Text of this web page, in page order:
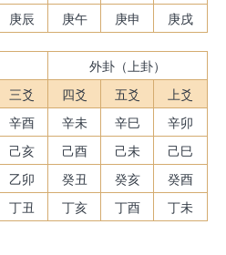
庚辰 庚午 庚申 庚戌
外卦（上卦）
三爻 四爻 五爻
上爻
辛酉 辛未 辛巳
辛卯
己亥 己酉 己未
己巳
乙卯 癸丑 癸亥
癸酉
丁丑 丁亥 丁酉 丁未